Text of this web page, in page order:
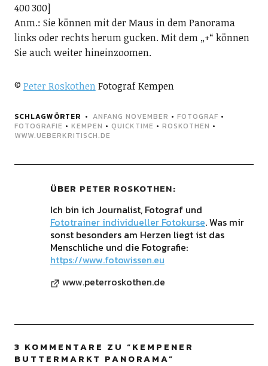
400 300]
Anm.: Sie können mit der Maus in dem Panorama
links oder rechts herum gucken. Mit dem „+“ können
Sie auch weiter hineinzoomen.
© Peter RoskothenFotograf Kempen
SCHLAGWÖRTER ANFANG NOVEMBER • FOTOGRAF •
FOTOGRAFIE • KEMPEN • QUICKTIME • ROSKOTHEN •
WWW.UEBERKRITISCH.DE
ÜBER PETER ROSKOTHEN
Ich bin ich Journalist, Fotograf und
Fototrainer individueller Fotokurse. Was mir
sonst besonders am Herzen liegt ist das
Menschliche und die Fotografie:
https://www.fotowissen.eu
www.peterroskothen.de
3 KOMMENTARE ZU “KEMPENER
BUTTERMARKT PANORAMA”